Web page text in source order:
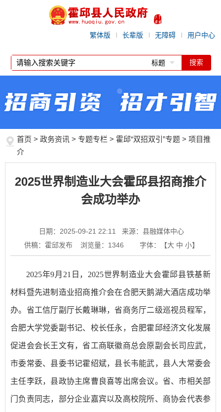
繁体版 长辈版 无障碍 用户中心
标题
首页 > 政务资讯 > 专题专栏 > 霍邱“双招双引”专题 > 项目推
介
2025世界制造业大会霍邱县招商推介
会成功举办
日期：2025-09-21 22:11
来源：县融媒体中心
供稿：霍邱发布
浏览量： 1346 字体：【大 中 小】
2025年9月21日，2025世界制造业大会霍邱县铁基新
材料暨先进制造业招商推介会在合肥天鹅湖大酒店成功举
办。省工信厅副厅长戴琳琳，省商务厅二级巡视员程军，
合肥大学党委副书记、校长任永，合肥霍邱经济文化发展
促进会会长王文有，省工商联徽商总会原副会长司应武，
市委常委、县委书记霍绍斌，县长韦能武，县人大常委会
主任李跃，县政协主席曹良喜等出席会议。省、市相关部
门负责同志，部分企业嘉宾以及高校院所、商协会代表参